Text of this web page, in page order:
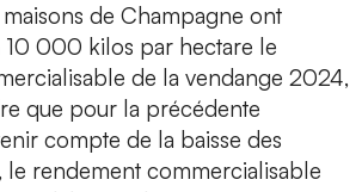
de Champagne ont
10 000 kilos par hectare le
de la vendange 2024,
que pour la précédente
compte de la baisse des
le rendement commercialisable